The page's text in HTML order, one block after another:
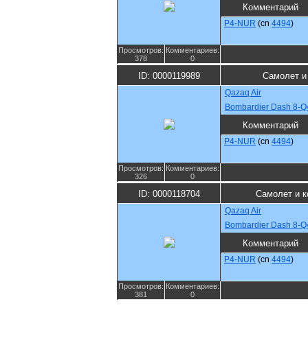
Комментарий
P4-NUR (cn 4494)
Просмотров:
378
Комментариев:
0
ID: 0000119989 Самолет и
Qazaq Air
Bombardier Dash 8-
Комментарий
P4-NUR (cn 4494)
Просмотров:
326
Комментариев:
0
ID: 0000118704 Самолет и
Qazaq Air
Bombardier Dash 8-
Комментарий
P4-NUR (cn 4494)
Просмотров:
381
Комментариев:
0